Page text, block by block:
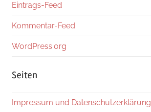
Eintrags-Feed
Kommentar-Feed
WordPress.org
Seiten
Impressum und Datenschutzerklärung